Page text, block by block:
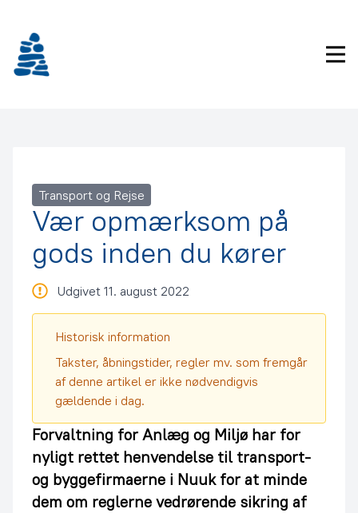
indhold
Transport og Rejse
Vær opmærksom på
gods inden du kører
Udgivet 11. august 2022
Historisk information
Takster, åbningstider, regler mv. som fremgår
af denne artikel er ikke nødvendigvis
gældende i dag.
Forvaltning for Anlæg og Miljø har for
nyligt rettet henvendelse til transport-
og byggefirmaerne i Nuuk for at minde
dem om reglerne vedrørende sikring af